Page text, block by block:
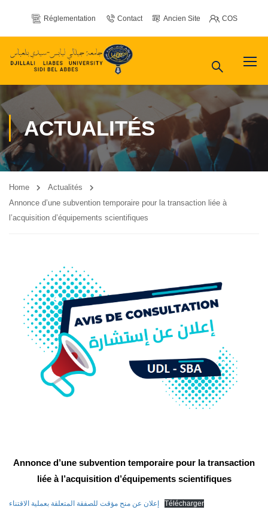
Réglementation Contact Ancien Site COS
ACTUALITÉS
Home
Actualités
Annonce d’une subvention temporaire pour la transaction liée à
l’acquisition d’équipements scientifiques
Annonce d’une subvention temporaire pour la transaction
liée à l’acquisition d’équipements scientifiques
إعلان عن منح مؤقت للصفقة المتعلقة بعملية الاقتناء Télécharger